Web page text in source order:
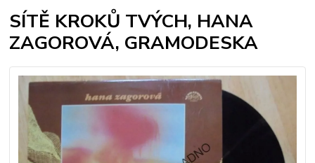
SÍTĚ KROKŮ TVÝCH, HANA
ZAGOROVÁ, GRAMODESKA